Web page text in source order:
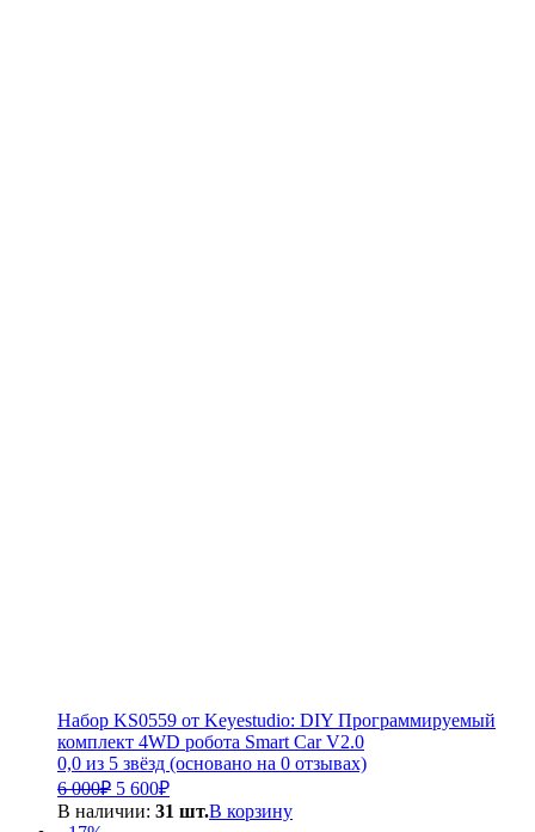
Набор KS0559 от Keyestudio: DIY Программируемый
комплект 4WD робота Smart Car V2.0
0,0 из 5 звёзд (основано на 0 отзывах)
6 000₽ Первоначальная
цена
5 600₽Текущая
цена:
В наличии: 31 шт.В корзину